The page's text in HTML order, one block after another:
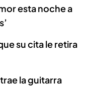
esta noche a
su cita le retira
la guitarra